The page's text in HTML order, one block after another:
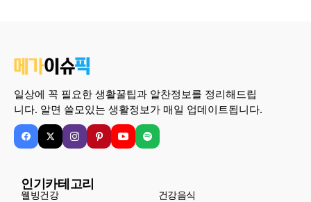
일상에 꼭 필요한 생활꿀팁과 알찬정보를 정리해드립
니다. 알면 쓸모있는 생활정보가 매일 업데이트됩니다.
인기카테고리
웰빙건강
건강음식